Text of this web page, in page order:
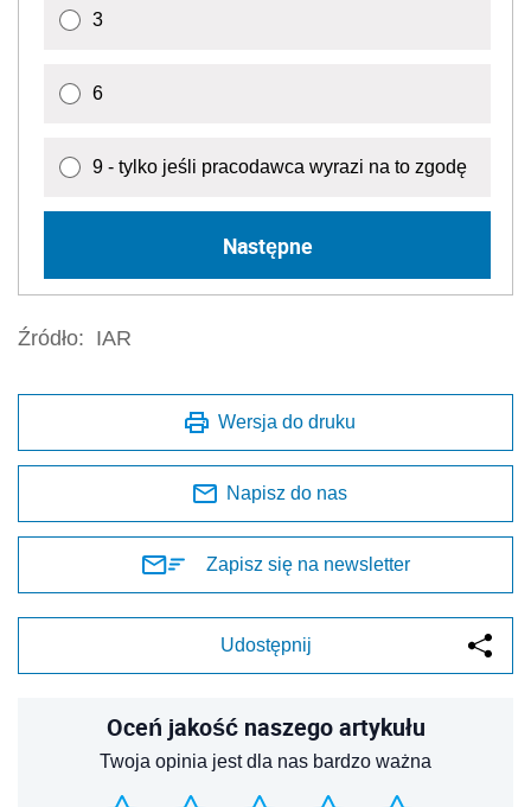
3
6
9 - tylko jeśli pracodawca wyrazi na to zgodę
Następne
Źródło: IAR
Wersja do druku
Napisz do nas
Zapisz się na newsletter
Udostępnij
Oceń jakość naszego artykułu
Twoja opinia jest dla nas bardzo ważna